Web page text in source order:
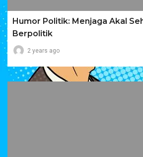
Humor Politik: Menjaga Akal
Berpolitik
2 years ago